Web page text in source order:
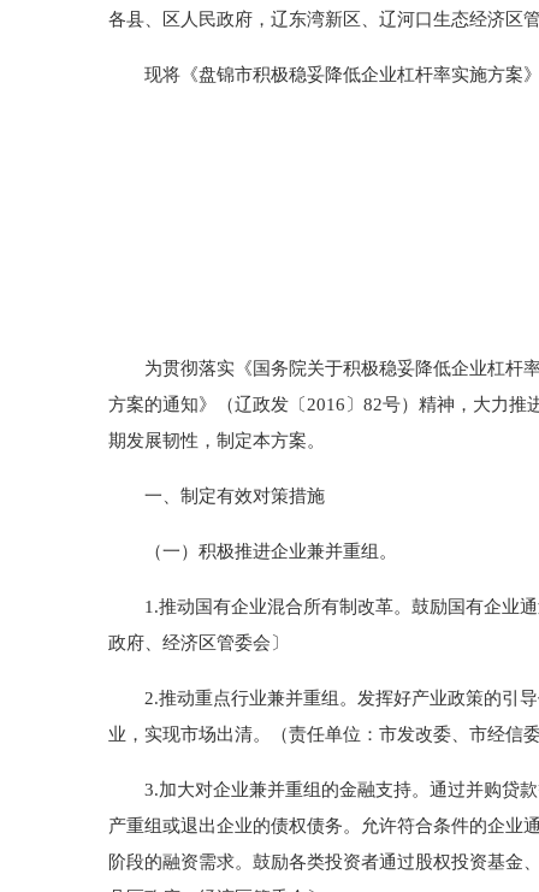
各县、区人民政府，辽东湾新区、辽河口生态经济区
现将《盘锦市积极稳妥降低企业杠杆率实施方案
为贯彻落实《国务院关于积极稳妥降低企业杠杆率
方案的通知》（辽政发〔2016〕82号）精神，大力
期发展韧性，制定本方案。
一、制定有效对策措施
（一）积极推进企业兼并重组。
1.推动国有企业混合所有制改革。鼓励国有企业通
政府、经济区管委会〕
2.推动重点行业兼并重组。发挥好产业政策的引导
业，实现市场出清。（责任单位：市发改委、市经信
3.加大对企业兼并重组的金融支持。通过并购贷款
产重组或退出企业的债权债务。允许符合条件的企业
阶段的融资需求。鼓励各类投资者通过股权投资基金